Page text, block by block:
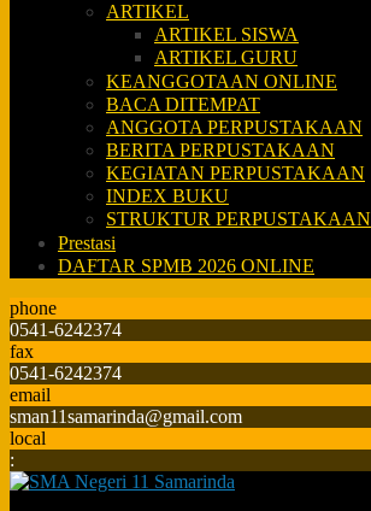
ARTIKEL
ARTIKEL SISWA
ARTIKEL GURU
KEANGGOTAAN ONLINE
BACA DITEMPAT
ANGGOTA PERPUSTAKAAN
BERITA PERPUSTAKAAN
KEGIATAN PERPUSTAKAAN
INDEX BUKU
STRUKTUR PERPUSTAKAAN
Prestasi
DAFTAR SPMB 2026 ONLINE
phone
0541-6242374
fax
0541-6242374
email
sman11samarinda@gmail.com
local
: